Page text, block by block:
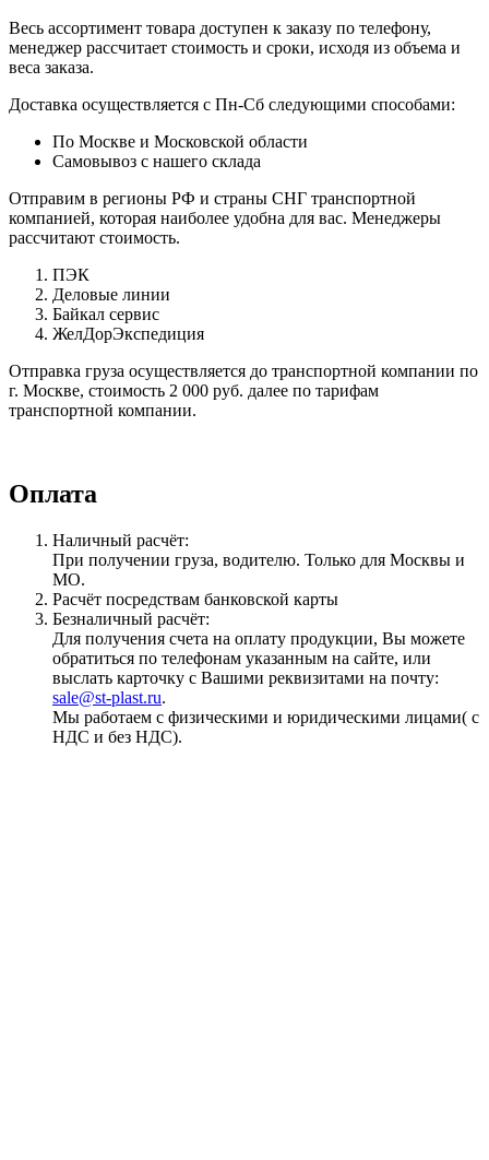
Весь ассортимент товара доступен к заказу по телефону,
менеджер рассчитает стоимость и сроки, исходя из объема и
веса заказа.
Доставка осуществляется с Пн-Сб следующими способами:
По Москве и Московской области
Самовывоз с нашего склада
Отправим в регионы РФ и страны СНГ транспортной
компанией, которая наиболее удобна для вас. Менеджеры
рассчитают стоимость.
ПЭК
Деловые линии
Байкал сервис
ЖелДорЭкспедиция
Отправка груза осуществляется до транспортной компании по
г. Москве, стоимость 2 000 руб. далее по тарифам
транспортной компании.
Оплата
Наличный расчёт:
При получении груза, водителю. Только для Москвы и
МО.
Расчёт посредствам банковской карты
Безналичный расчёт:
Для получения счета на оплату продукции, Вы можете
обратиться по телефонам указанным на сайте, или
выслать карточку с Вашими реквизитами на почту:
sale@st-plast.ru.
Мы работаем с физическими и юридическими лицами( с
НДС и без НДС).